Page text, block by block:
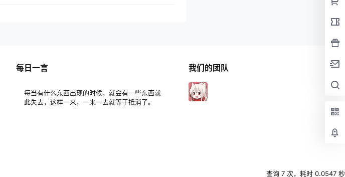
每日一言
每当有什么东西出现的时候，就会有一些东西就
此失去，这样一来，一来一去就等于抵消了。
我们的团队
查询 7 次，耗时 0.0547 秒